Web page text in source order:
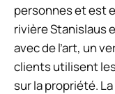
personnes et est
rivière Stanislaus
avec de l’art, un
clients utilisent
sur la propriété.